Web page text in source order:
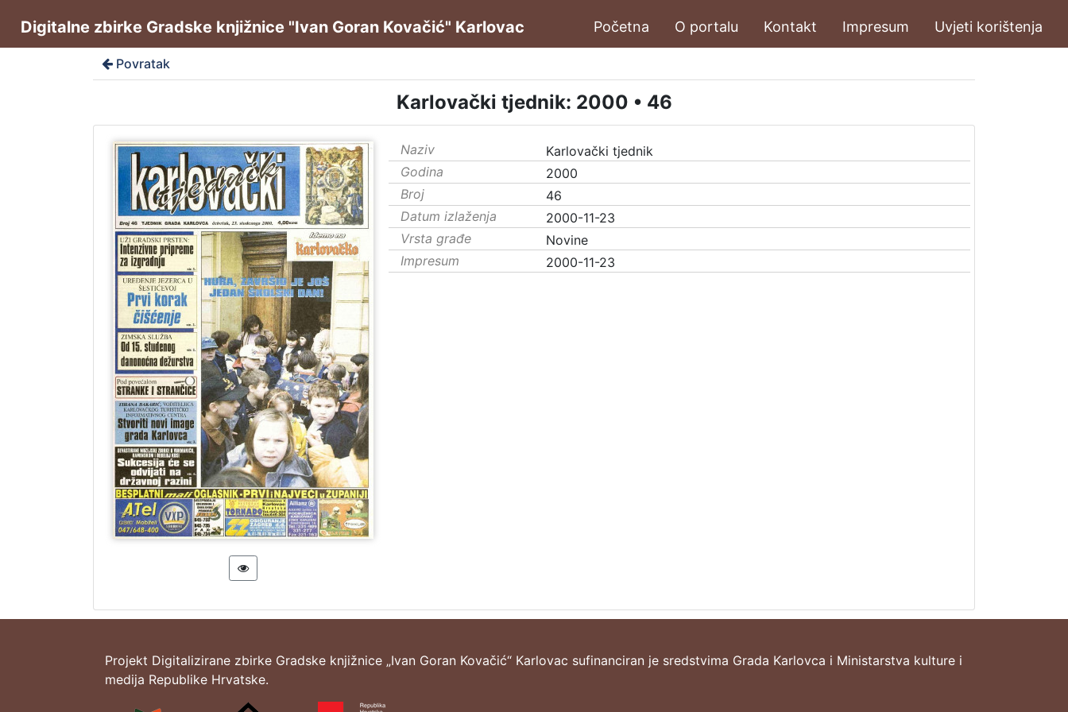
Digitalne zbirke Gradske knjižnice "Ivan Goran Kovačić" Karlovac Početna O portalu Kontakt Impresum Uvjeti korištenja
Povratak
Karlovački tjednik: 2000 • 46
Naziv
Karlovački tjednik
Godina
2000
Broj
46
Datum izlaženja
2000-11-23
Vrsta građe
Novine
Impresum
2000-11-23
Projekt Digitalizirane zbirke Gradske knjižnice „Ivan Goran Kovačić“ Karlovac sufinanciran je sredstvima Grada Karlovca i Ministarstva kulture i
medija Republike Hrvatske.